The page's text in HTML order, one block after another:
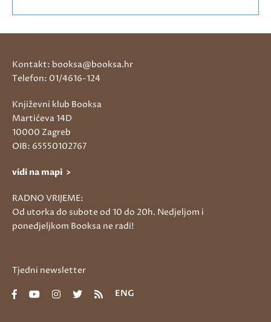
Kontakt: booksa@booksa.hr
Telefon: 01/4616-124
Književni klub Booksa
Martićeva 14D
10000 Zagreb
OIB: 65550102767
vidi na mapi >
RADNO VRIJEME:
Od utorka do subote od 10 do 20h. Nedjeljom i
ponedjeljkom Booksa ne radi!
Tjedni newsletter
ENG